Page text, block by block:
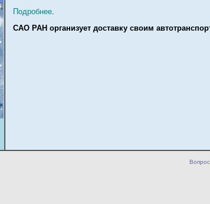
Подробнее
САО РАН организует доставку своим